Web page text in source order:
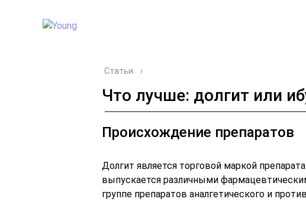
Статьи ›
Что лучше: долгит или
Происхождение препаратов
Долгит является торговой маркой
выпускается различными
группе препаратов аналгетического и